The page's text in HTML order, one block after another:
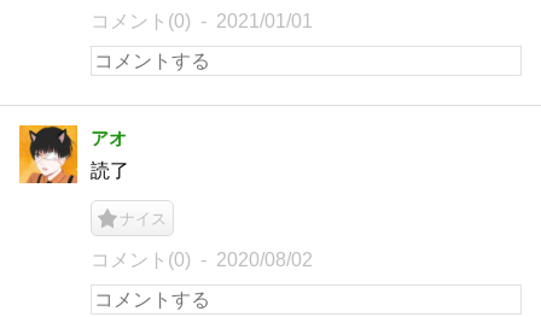
コメント(0) 2021/01/01
アオ
読了
ナイス
コメント(0) 2020/08/02